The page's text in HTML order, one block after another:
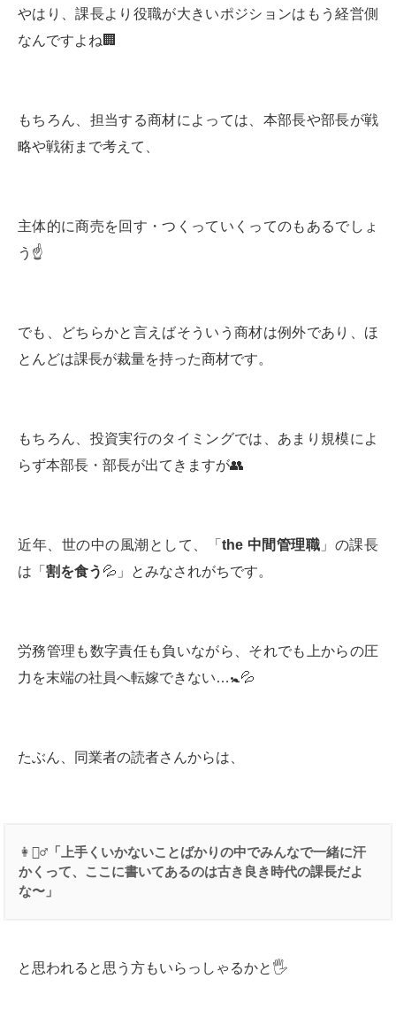
やはり、課長より役職が大きいポジションはもう経営側
なんですよね🏢
もちろん、担当する商材によっては、本部長や部長が戦
略や戦術まで考えて、
主体的に商売を回す・つくっていくってのもあるでしょ
う☝️
でも、どちらかと言えばそういう商材は例外であり、ほ
とんどは課長が裁量を持った商材です。
もちろん、投資実行のタイミングでは、あまり規模によ
らず本部長・部長が出てきますが👥
近年、世の中の風潮として、「the 中間管理職 」の課長
は「 割を食う 💦」とみなされがちです。
労務管理も数字責任も負いながら、それでも上からの圧
力を末端の社員へ転嫁できない…🚼💦
たぶん、同業者の読者さんからは、
👩👱‍♂️ 「上手くいかないことばかりの中でみんなで一緒に汗
かくって、ここに書いてあるのは古き良き時代の課長だよ
な〜」
と思われると思う方もいらっしゃるかと🖐️